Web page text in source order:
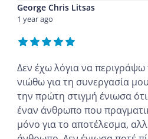
George Chris Litsas
1 year ago
Δεν έχω λόγια να
νιώθω για τη συνεργασία
την πρώτη στιγμή ένιωσα
έναν άνθρωπο που
μόνο για το αποτέλεσμα,